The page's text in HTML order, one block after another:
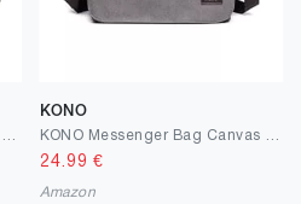
KONO
24.99 €
Amazon